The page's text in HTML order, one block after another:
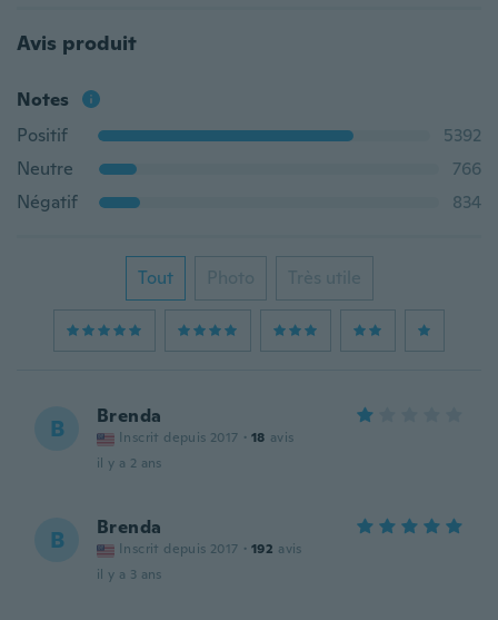
Avis produit
Notes
Positif
5392
Neutre
766
Négatif
834
Tout Photo Très utile
B Brenda
Inscrit depuis 2017 · 18 avis
il y a 2 ans
B Brenda
Inscrit depuis 2017 · 192 avis
il y a 3 ans